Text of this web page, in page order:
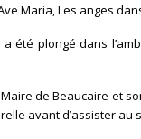
Maria, Les anges
été plongé dans
de Beaucaire et
avant d’assister au